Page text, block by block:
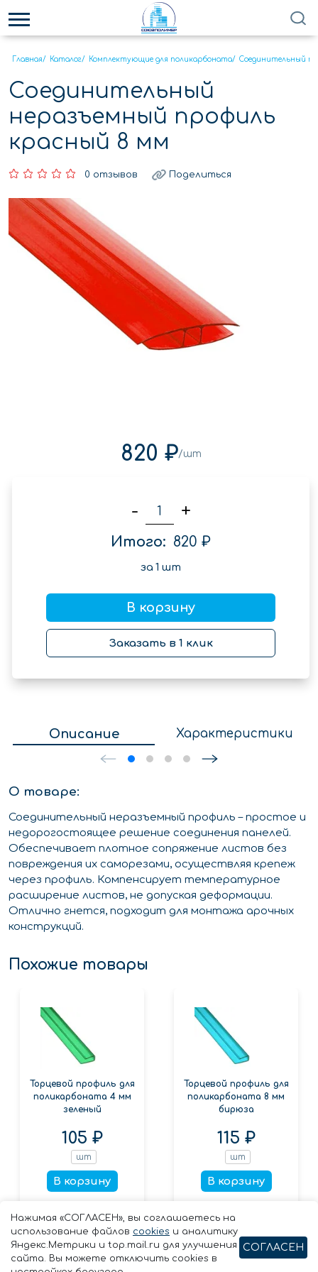
Главная/ Каталог/ Комплектующие для поликарбоната/ Соединительный
Соединительный
неразъемный профиль
красный 8 мм
0 отзывов Поделиться
820 ₽/шт
- +
Итого: 820 ₽
за 1 шт
В корзину
Заказать в 1 клик
Описание Характеристики
О товаре:
Соединительный неразъемный профиль – простое и
недорогостоящее решение соединения панелей.
Обеспечивает плотное сопряжение листов без
повреждения их саморезами, осуществляя крепеж
через профиль. Компенсирует температурное
расширение листов, не допуская деформации.
Отлично гнется, подходит для монтажа арочных
конструкций.
Похожие товары
Торцевой профиль для
поликарбоната 4 мм
зеленый
105 ₽
шт
В корзину
Торцевой профиль для
поликарбоната 8 мм
бирюза
115 ₽
шт
В корзину
Нажимая «СОГЛАСЕН», вы соглашаетесь на
использование файлов cookies и аналитику
Яндекс.Метрики и top.mail.ru для улучшения
сайта. Вы можете отключить cookies в
СОГЛАСЕН